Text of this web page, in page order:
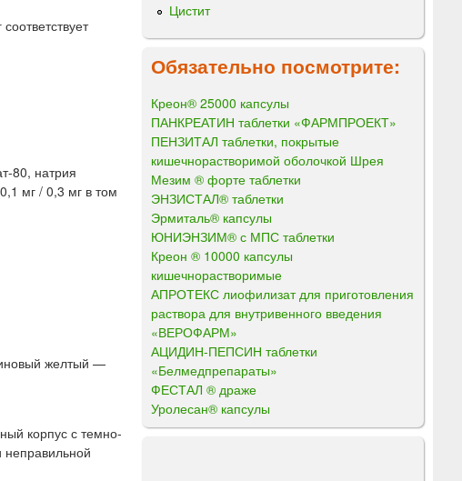
80, натрия
мг / 0,3 мг в том
желтый —
корпус с темно-
Цистит
Обязательно посмотрите:
Креон® 25000 капсулы
ПАНКРЕАТИН таблетки «ФАРМПРОЕКТ»
ПЕНЗИТАЛ таблетки, покрытые
кишечнорастворимой оболочкой Шрея
Мезим ® форте таблетки
ЭНЗИСТАЛ® таблетки
Эрмиталь® капсулы
ЮНИЭНЗИМ® с МПС таблетки
Креон ® 10000 капсулы
кишечнорастворимые
АПРОТЕКС лиофилизат для приготовления
раствора для внутривенного введения
«ВЕРОФАРМ»
АЦИДИН-ПЕПСИН таблетки
«Белмедпрепараты»
ФЕСТАЛ ® драже
Уролесан® капсулы